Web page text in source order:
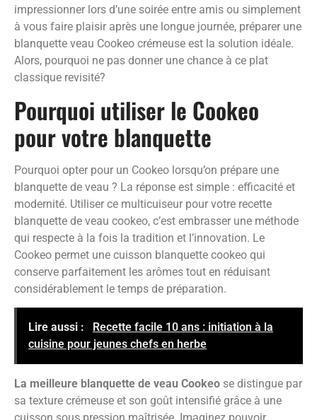
impressionner lors d’une soirée entre amis ou simplement
à vous faire plaisir après une longue journée, préparer une
blanquette veau Cookeo crémeuse est la solution idéale.
Alors, pourquoi ne pas donner une chance à ce plat
classique revisité?
Pourquoi utiliser le Cookeo
pour votre blanquette
Pourquoi opter pour un Cookeo lorsqu’on prépare une
blanquette de veau ? La réponse est simple : efficacité et
modernité. Utiliser ce multicuiseur pour votre recette
blanquette de veau cookeo, c’est embrasser une méthode
qui respecte à la fois la tradition et l’innovation. Le
Cookeo permet une cuisson blanquette cookeo qui
conserve parfaitement les arômes tout en réduisant
considérablement le temps de préparation.
Lire aussi :
Recette facile 10 ans : initiation à la
cuisine pour jeunes chefs en herbe
La meilleure blanquette de veau Cookeo se distingue par
sa texture crémeuse et son goût intensifié grâce à une